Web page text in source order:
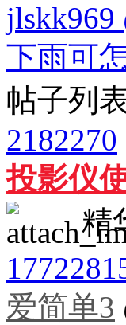
jlskk969
下雨可
帖子列
2182270
投影仪
精
爱简单3